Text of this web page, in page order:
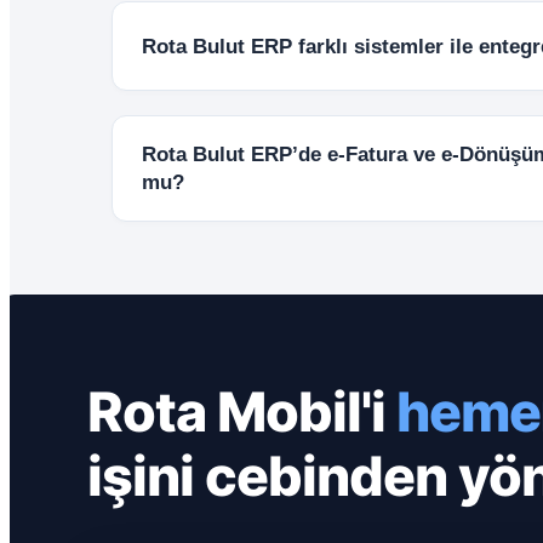
mobil cihazlardan kolayca yönetilebilir.
Rota Bulut ERP farklı sistemler ile
Rota Bulut ERP’de e-Fatura ve e-
mu?
Rota Mobil'i
işini cebinden